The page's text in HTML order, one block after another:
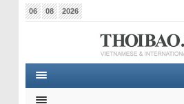
06 08 2026